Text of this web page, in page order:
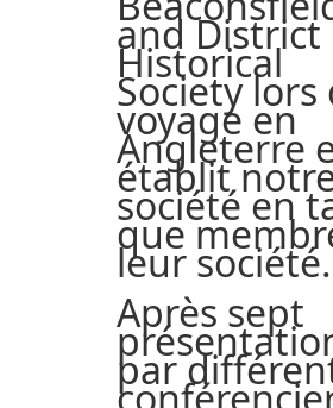
and District
Historical
Society lors
voyage en
Angleterre
établit
société en
que
leur société.
Après sept
par